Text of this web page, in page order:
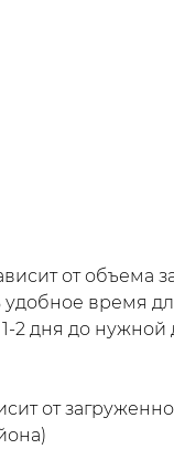
от объема
время
2 дня до нужной
от